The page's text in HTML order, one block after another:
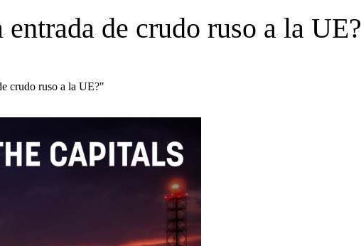
de crudo ruso a la UE?
crudo ruso a la UE?"